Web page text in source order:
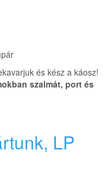
és kész a káosz!
szalmát, port és
LP